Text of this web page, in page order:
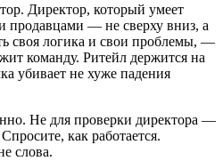
Директор, который умеет
продавцами — не сверху вниз, а
своя логика и свои проблемы, —
команду. Ритейл держится на
убивает не хуже падения
Не для проверки директора —
как работается.
слова.